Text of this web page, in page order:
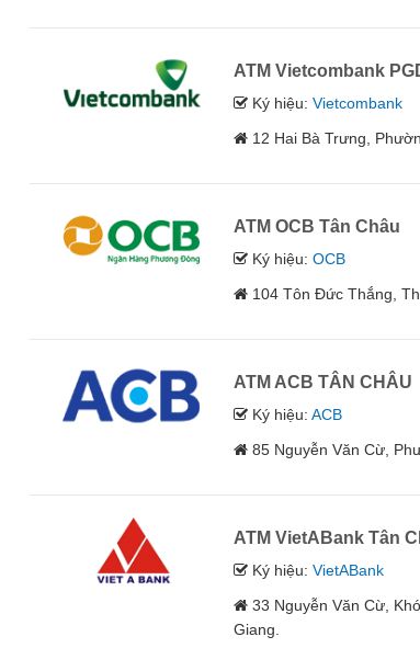
ATM Vietcombank
Ký hiệu:Vietcombank
12 Hai Bà Trưng,
ATM OCB Tân Châu
Ký hiệu:OCB
104 Tôn Đức Thắng,
ATM ACB TÂN CHÂU
Ký hiệu:ACB
85 Nguyễn Văn Cừ,
ATM VietABank Tân
Ký hiệu:VietABank
33 Nguyễn Văn Cừ,
Giang.